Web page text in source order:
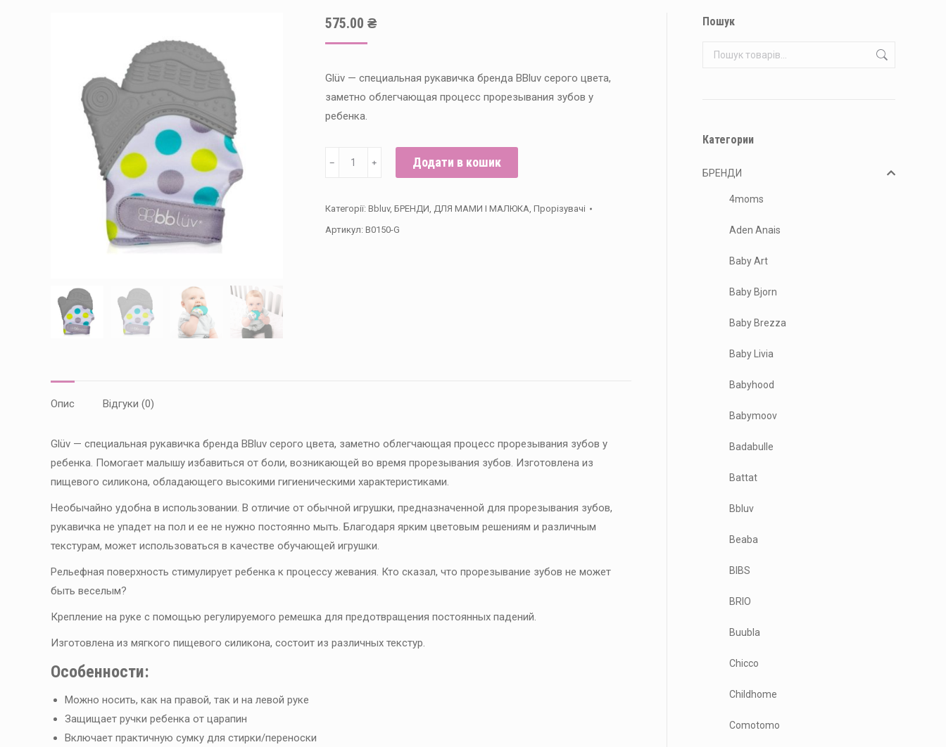
575.00 ₴
Glüv — специальная рукавичка бренда BBluv серого цвета,
заметно облегчающая процесс прорезывания зубов у
ребенка.
Рукавичка
зубов
Glüv,
﹣ ﹢ Додати в кошик
Категорії: Bbluv, БРЕНДИ, ДЛЯ МАМИ І МАЛЮКА, Прорізувачі
Артикул: B0150-G
Опис Відгуки (0)
Glüv — специальная рукавичка бренда BBluv серого цвета, заметно облегчающая процесс прорезывания зубов у
ребенка. Помогает малышу избавиться от боли, возникающей во время прорезывания зубов. Изготовлена из
пищевого силикона, обладающего высокими гигиеническими характеристиками.
Необычайно удобна в использовании. В отличие от обычной игрушки, предназначенной для прорезывания зубов,
рукавичка не упадет на пол и ее не нужно постоянно мыть. Благодаря ярким цветовым решениям и различным
текстурам, может использоваться в качестве обучающей игрушки.
Рельефная поверхность стимулирует ребенка к процессу жевания. Кто сказал, что прорезывание зубов не может
быть веселым?
Крепление на руке с помощью регулируемого ремешка для предотвращения постоянных падений.
Изготовлена из мягкого пищевого силикона, состоит из различных текстур.
Особенности:
Можно носить, как на правой, так и на левой руке
Защищает ручки ребенка от царапин
Включает практичную сумку для стирки/переноски
Пошук
Категории
БРЕНДИ
4moms
Aden Anais
Baby Art
Baby Bjorn
Baby Brezza
Baby Livia
Babyhood
Babymoov
Badabulle
Battat
Bbluv
Beaba
BIBS
BRIO
Buubla
Chicco
Childhome
Comotomo